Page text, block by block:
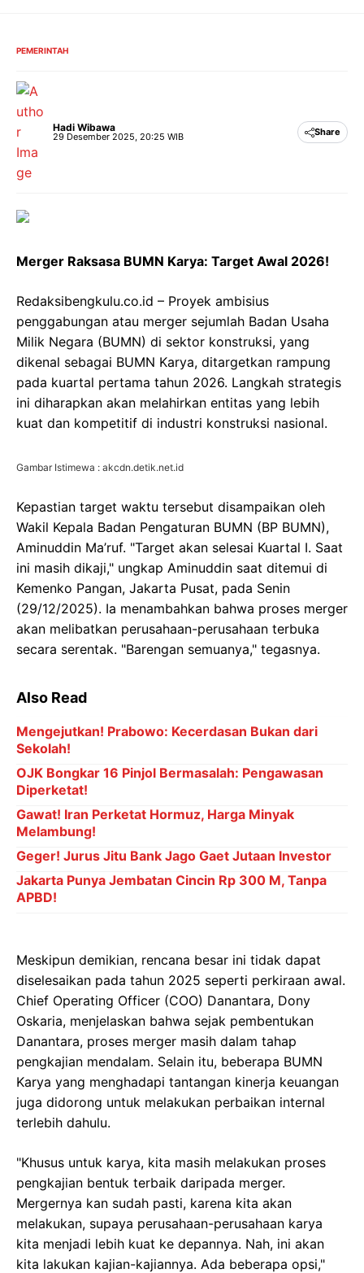
PEMERINTAH
Hadi Wibawa
29 Desember 2025, 20:25 WIB Share
Merger Raksasa BUMN Karya: Target Awal 2026!
Redaksibengkulu.co.id – Proyek ambisius
penggabungan atau merger sejumlah Badan Usaha
Milik Negara (BUMN) di sektor konstruksi, yang
dikenal sebagai BUMN Karya, ditargetkan rampung
pada kuartal pertama tahun 2026. Langkah strategis
ini diharapkan akan melahirkan entitas yang lebih
kuat dan kompetitif di industri konstruksi nasional.
Gambar Istimewa : akcdn.detik.net.id
Kepastian target waktu tersebut disampaikan oleh
Wakil Kepala Badan Pengaturan BUMN (BP BUMN),
Aminuddin Ma’ruf. "Target akan selesai Kuartal I. Saat
ini masih dikaji," ungkap Aminuddin saat ditemui di
Kemenko Pangan, Jakarta Pusat, pada Senin
(29/12/2025). Ia menambahkan bahwa proses merger
akan melibatkan perusahaan-perusahaan terbuka
secara serentak. "Barengan semuanya," tegasnya.
Also Read
Mengejutkan! Prabowo: Kecerdasan Bukan dari
Sekolah!
OJK Bongkar 16 Pinjol Bermasalah: Pengawasan
Diperketat!
Gawat! Iran Perketat Hormuz, Harga Minyak
Melambung!
Geger! Jurus Jitu Bank Jago Gaet Jutaan Investor
Jakarta Punya Jembatan Cincin Rp 300 M, Tanpa
APBD!
Meskipun demikian, rencana besar ini tidak dapat
diselesaikan pada tahun 2025 seperti perkiraan awal.
Chief Operating Officer (COO) Danantara, Dony
Oskaria, menjelaskan bahwa sejak pembentukan
Danantara, proses merger masih dalam tahap
pengkajian mendalam. Selain itu, beberapa BUMN
Karya yang menghadapi tantangan kinerja keuangan
juga didorong untuk melakukan perbaikan internal
terlebih dahulu.
"Khusus untuk karya, kita masih melakukan proses
pengkajian bentuk terbaik daripada merger.
Mergernya kan sudah pasti, karena kita akan
melakukan, supaya perusahaan-perusahaan karya
kita menjadi lebih kuat ke depannya. Nah, ini akan
kita lakukan kajian-kajiannya. Ada beberapa opsi,"